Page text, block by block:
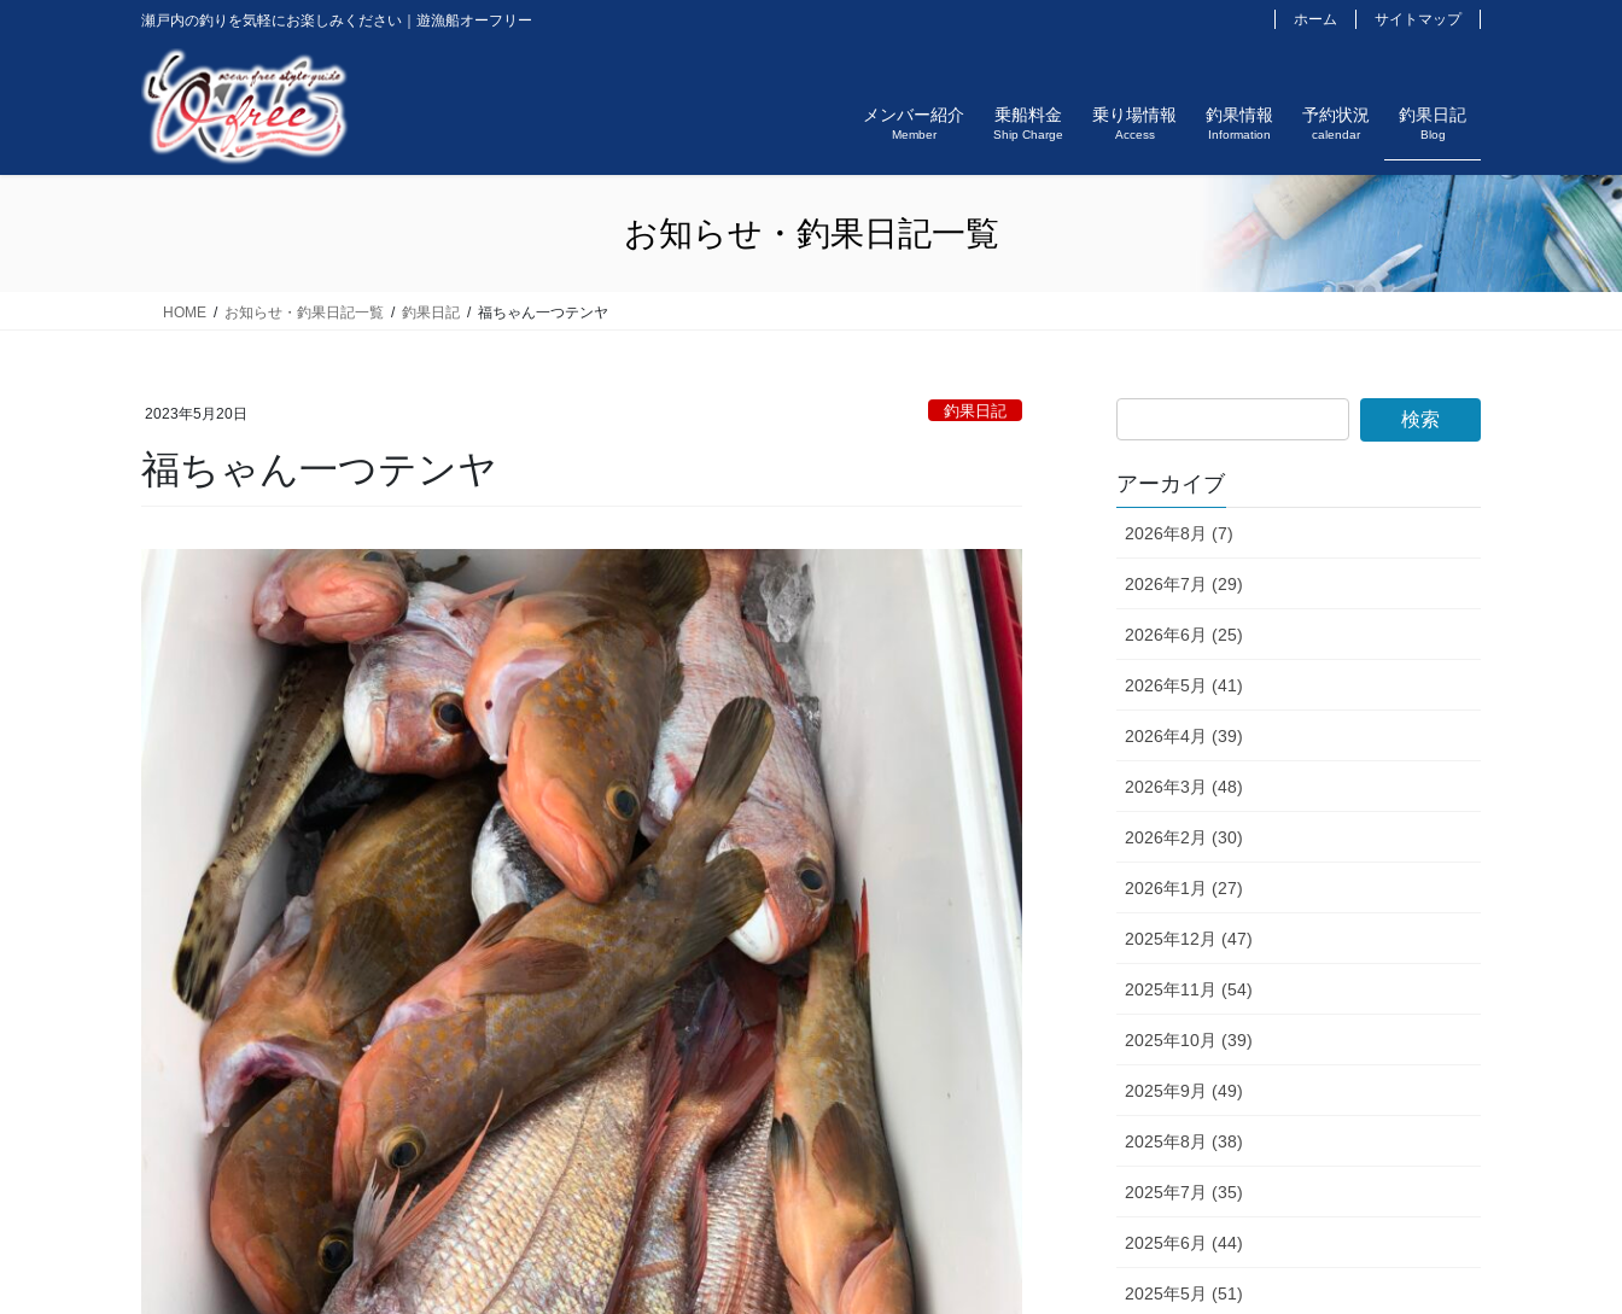
瀬戸内の釣りを気軽にお楽しみください｜遊漁船オーフリー ホーム サイトマップ
メンバー紹介
Member
乗船料金
Ship Charge
乗り場情報
Access
釣果情報
Information
予約状況
calendar
釣果日記
Blog
お知らせ・釣果日記一覧
HOME お知らせ・釣果日記一覧 釣果日記 福ちゃん一つテンヤ
2023年5月20日 釣果日記
福ちゃん一つテンヤ アーカイブ
2026年8月 (7)
2026年7月 (29)
2026年6月 (25)
2026年5月 (41)
2026年4月 (39)
2026年3月 (48)
2026年2月 (30)
2026年1月 (27)
2025年12月 (47)
2025年11月 (54)
2025年10月 (39)
2025年9月 (49)
2025年8月 (38)
2025年7月 (35)
2025年6月 (44)
2025年5月 (51)